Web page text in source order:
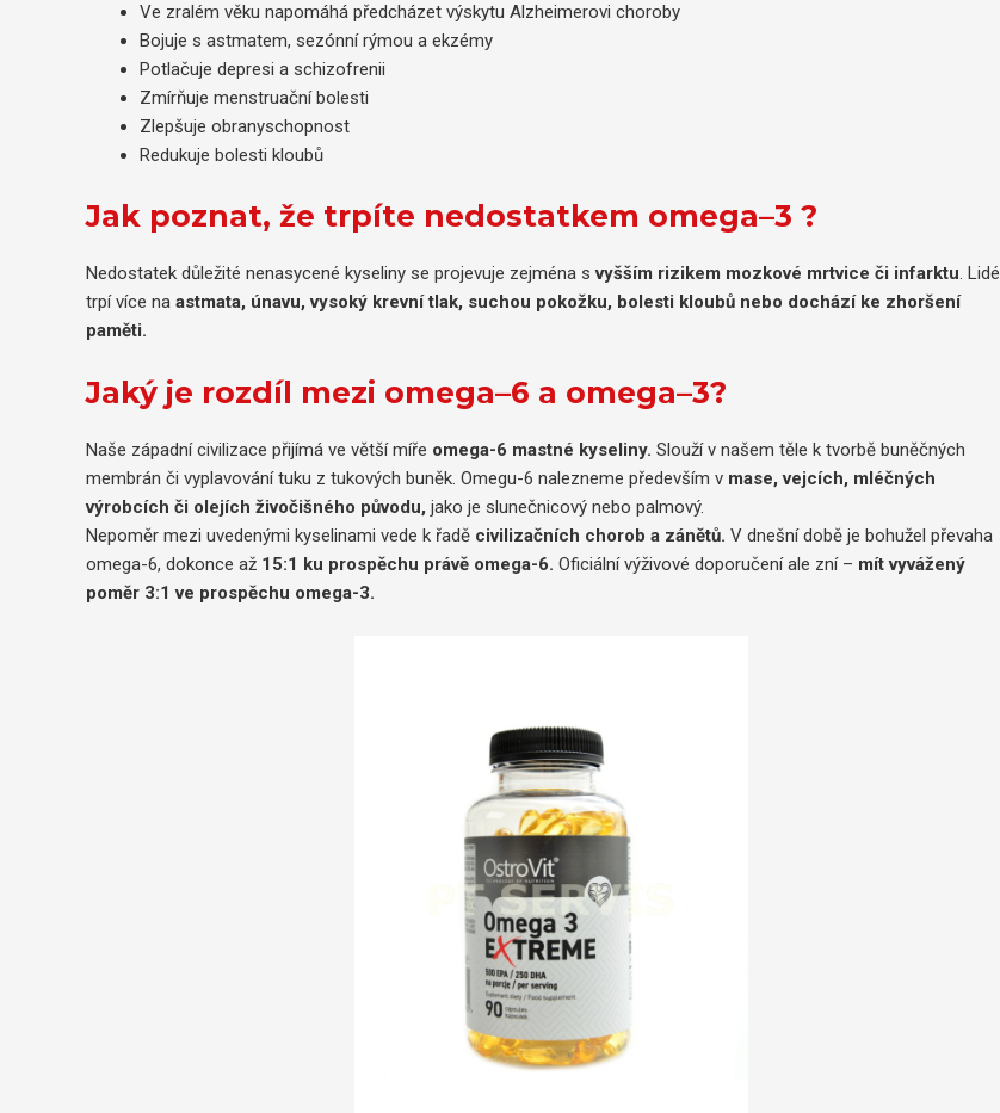
Ve zralém věku napomáhá předcházet výskytu Alzheimerovi choroby
Bojuje s astmatem, sezónní rýmou a ekzémy
Potlačuje depresi a schizofrenii
Zmírňuje menstruační bolesti
Zlepšuje obranyschopnost
Redukuje bolesti kloubů
Jak poznat, že trpíte nedostatkem omega–3 ?
Nedostatek důležité nenasycené kyseliny se projevuje zejména s vyšším rizikem mozkové mrtvice či infarktu . Lidé
trpí více na astmata, únavu, vysoký krevní tlak, suchou pokožku, bolesti kloubů nebo dochází ke zhoršení
paměti.
Jaký je rozdíl mezi omega–6 a omega–3?
Naše západní civilizace přijímá ve větší míře omega-6 mastné kyseliny. Slouží v našem těle k tvorbě buněčných
membrán či vyplavování tuku z tukových buněk. Omegu-6 nalezneme především v mase, vejcích, mléčných
výrobcích či olejích živočišného původu, jako je slunečnicový nebo palmový.
Nepoměr mezi uvedenými kyselinami vede k řadě civilizačních chorob a zánětů. V dnešní době je bohužel převaha
omega-6, dokonce až 15:1 ku prospěchu právě omega-6. Oficiální výživové doporučení ale zní – mít vyvážený
poměr 3:1 ve prospěchu omega-3.